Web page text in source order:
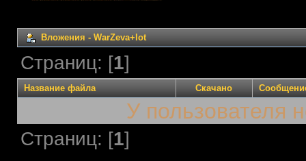
Вложения - WarZeva+lot
Страниц: [1]
Название файла Скачано
У пользователя
Страниц: [1]